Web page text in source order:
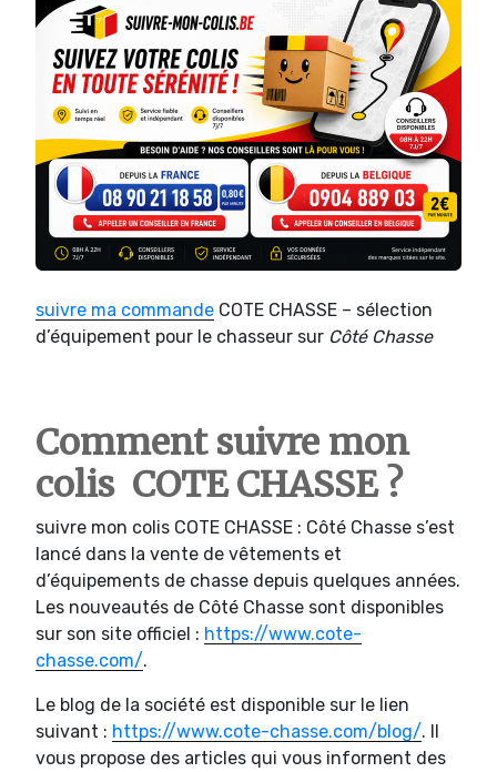
suivre ma commande COTE CHASSE – sélection
d’équipement pour le chasseur sur Côté Chasse
Comment suivre mon
colis COTE CHASSE ?
suivre mon colis COTE CHASSE : Côté Chasse s’est
lancé dans la vente de vêtements et
d’équipements de chasse depuis quelques années.
Les nouveautés de Côté Chasse sont disponibles
sur son site officiel : https://www.cote-
chasse.com/.
Le blog de la société est disponible sur le lien
suivant : https://www.cote-chasse.com/blog/. Il
vous propose des articles qui vous informent des